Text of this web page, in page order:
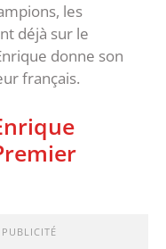
les
déjà sur le
donne son
français.